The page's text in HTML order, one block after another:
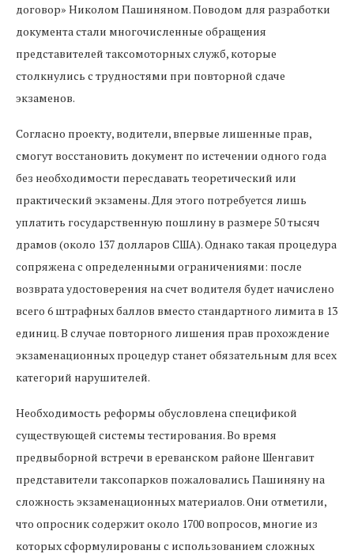
договор» Николом Пашиняном. Поводом для разработки
документа стали многочисленные обращения
представителей таксомоторных служб, которые
столкнулись с трудностями при повторной сдаче
экзаменов.
Согласно проекту, водители, впервые лишенные прав,
смогут восстановить документ по истечении одного года
без необходимости пересдавать теоретический или
практический экзамены. Для этого потребуется лишь
уплатить государственную пошлину в размере 50 тысяч
драмов (около 137 долларов США). Однако такая процедура
сопряжена с определенными ограничениями: после
возврата удостоверения на счет водителя будет начислено
всего 6 штрафных баллов вместо стандартного лимита в 13
единиц. В случае повторного лишения прав прохождение
экзаменационных процедур станет обязательным для всех
категорий нарушителей.
Необходимость реформы обусловлена спецификой
существующей системы тестирования. Во время
предвыборной встречи в ереванском районе Шенгавит
представители таксопарков пожаловались Пашиняну на
сложность экзаменационных материалов. Они отметили,
что опросник содержит около 1700 вопросов, многие из
которых сформулированы с использованием сложных